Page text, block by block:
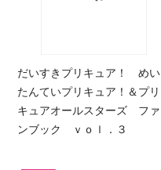
だいすきプリキュア！ めい
たんていプリキュア！＆プリ
キュアオールスターズ ファ
ンブック ｖｏｌ．３